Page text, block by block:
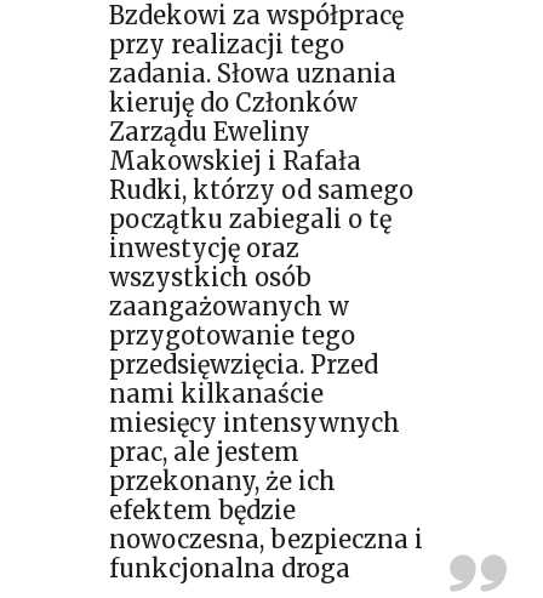
Bzdekowi za współpracę
przy realizacji tego
zadania. Słowa uznania
kieruję do Członków
Zarządu Eweliny
Makowskiej i Rafała
Rudki, którzy od samego
początku zabiegali o tę
inwestycję oraz
wszystkich osób
zaangażowanych w
przygotowanie tego
przedsięwzięcia. Przed
nami kilkanaście
miesięcy intensywnych
prac, ale jestem
przekonany, że ich
efektem będzie
nowoczesna, bezpieczna i
funkcjonalna droga